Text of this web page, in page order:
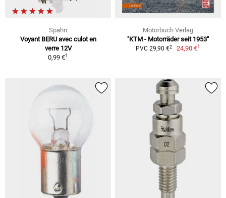
Spahn
Voyant BERU avec culot en
verre 12V
0,99 €1
Motorbuch Verlag
"KTM - Motorräder seit 1953"
PVC 29,90 €2 24,90 €1